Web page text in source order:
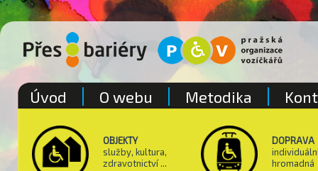
OBJEKTY
služby, kultura,
zdravotnictví ...
DOPRAVA
hromadná
Úvod O webu Metodika